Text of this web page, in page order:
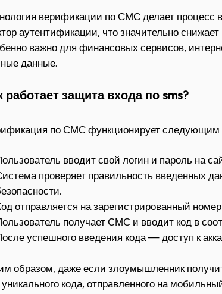
верификации по СМС делает процесс
аутентификации, что значительно
важно для финансовых сервисов,
данные.
работает защита входа по sms?
по СМС функционирует следующим
вводит свой логин и пароль на
проверяет правильность введенных
отправляется на зарегистрированный
получает СМС и вводит код в
успешного введения кода — доступ к
образом, даже если злоумышленник
кода, отправленного на